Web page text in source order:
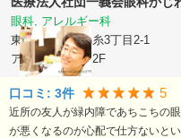
眼科, アレルギー科
東京都墨田区錦糸3丁目2-1
アルカイースト2F
口コミ: 3件 5
近所の友人が緑内障であちこちの
が悪くなるのが心配で仕方ないと